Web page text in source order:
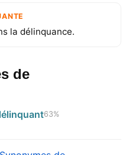
la délinquance.
de
63%